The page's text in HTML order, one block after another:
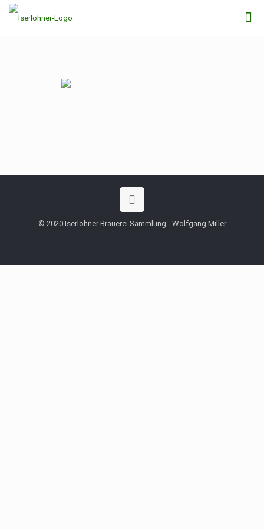
© 2020 Iserlohner Brauerei Sammlung - Wolfgang Miller